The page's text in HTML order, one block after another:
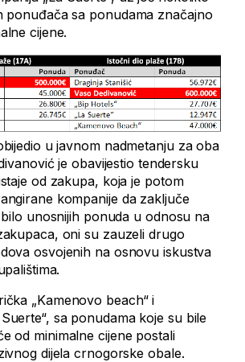
ponuđača sa ponudama značajno
cijene.
u javnom nadmetanju za oba
je obavijestio tendersku
od zakupa, koja je potom
kompanije da zaključe
unosnijih ponuda u odnosu na
oni su zauzeli drugo
osvojenih na osnovu iskustva
„Kamenovo beach“ i
sa ponudama koje su bile
od minimalne cijene postali
dijela crnogorske obale.